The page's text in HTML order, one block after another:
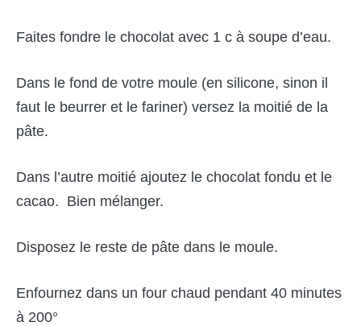
Faites fondre le chocolat avec 1 c à soupe d’eau.
Dans le fond de votre moule (en silicone, sinon il
faut le beurrer et le fariner) versez la moitié de la
pâte.
Dans l’autre moitié ajoutez le chocolat fondu et le
cacao. Bien mélanger.
Disposez le reste de pâte dans le moule.
Enfournez dans un four chaud pendant 40 minutes
à 200°